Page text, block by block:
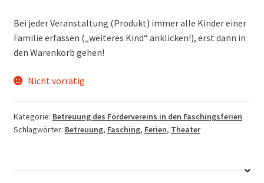
Bei jeder Veranstaltung (Produkt) immer alle Kinder einer
Familie erfassen („weiteres Kind“ anklicken!), erst dann in
den Warenkorb gehen!
Nicht vorrätig
Kategorie: Betreuung des Fördervereins in den Faschingsferien
Schlagwörter: Betreuung, Fasching, Ferien, Theater